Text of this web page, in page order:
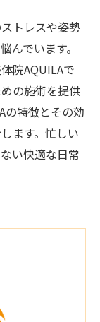
トレスや姿勢
んでいます。
院AQUILAで
の施術を提供
の特徴とその効
ます。忙しい
い快適な日常